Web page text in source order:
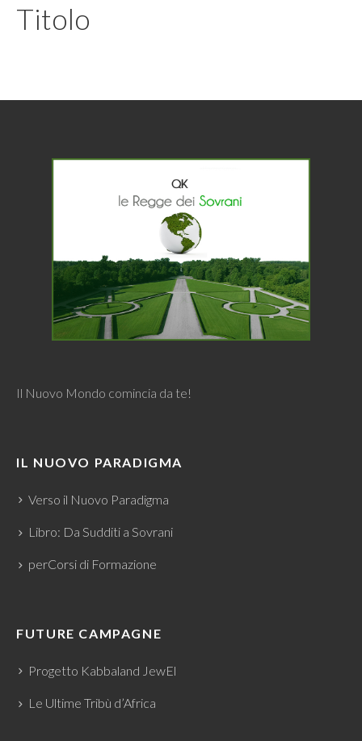
Titolo
Il Nuovo Mondo comincia da te!
IL NUOVO PARADIGMA
Verso il Nuovo Paradigma
Libro: Da Sudditi a Sovrani
perCorsi di Formazione
FUTURE CAMPAGNE
Progetto Kabbaland JewEl
Le Ultime Tribù d’Africa